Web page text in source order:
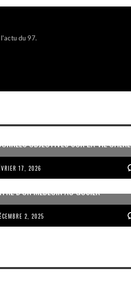
du 97.
OBJECTIVES SUR LA VIE CHÈRE
17, 2026
D’UN MÉDECIN AU GOSIER
2, 2025